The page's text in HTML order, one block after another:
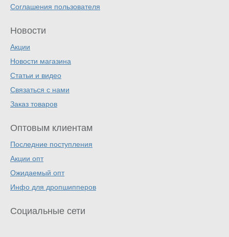
Соглашения пользователя
Новости
Акции
Новости магазина
Статьи и видео
Связаться с нами
Заказ товаров
Оптовым клиентам
Последние поступления
Акции опт
Ожидаемый опт
Инфо для дропшипперов
Социальные сети